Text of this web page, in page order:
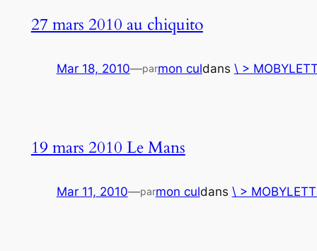
27 mars 2010 au chiquito
Mar 18, 2010—parmon culdans \ >
19 mars 2010 Le Mans
Mar 11, 2010—parmon culdans \ >